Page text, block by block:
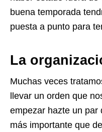
buena temporada
puesta a punto para
La
Muchas veces
llevar un orden que
empezar hazte un par
más importante que